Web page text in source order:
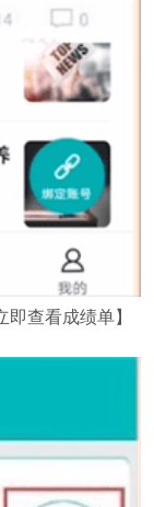
查看成绩单】